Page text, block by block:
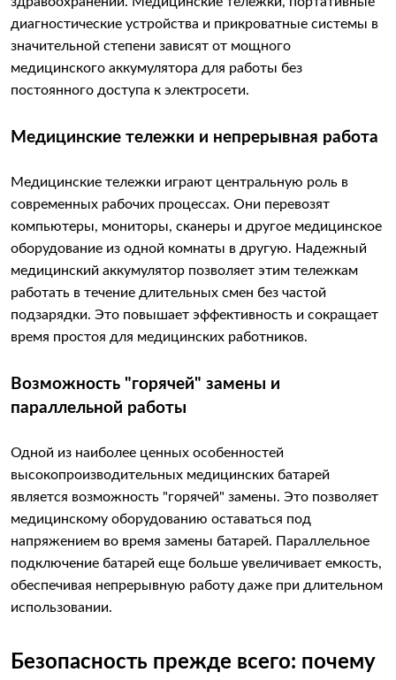
диагностические устройства и прикроватные системы в
значительной степени зависят от мощного
медицинского аккумулятора для работы без
постоянного доступа к электросети.
Медицинские тележки и непрерывная работа
Медицинские тележки играют центральную роль в
современных рабочих процессах. Они перевозят
компьютеры, мониторы, сканеры и другое медицинское
оборудование из одной комнаты в другую. Надежный
медицинский аккумулятор позволяет этим тележкам
работать в течение длительных смен без частой
подзарядки. Это повышает эффективность и сокращает
время простоя для медицинских работников.
Возможность "горячей" замены и
параллельной работы
Одной из наиболее ценных особенностей
высокопроизводительных медицинских батарей
является возможность "горячей" замены. Это позволяет
медицинскому оборудованию оставаться под
напряжением во время замены батарей. Параллельное
подключение батарей еще больше увеличивает емкость,
обеспечивая непрерывную работу даже при длительном
использовании.
Безопасность прежде всего: почему